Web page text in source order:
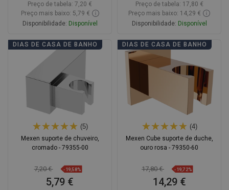
Preço de tabela: 7,20 €
Preço mais baixo: 5,79 €
Disponibilidade: Disponível
Adicionar
favorite_border Favoritos
Comparar
Preço de tabela: 17,80 €
Preço mais baixo: 14,29 €
Disponibilidade: Disponível
Adicionar
favorite_border Favoritos
Comparar
DIAS DE CASA DE BANHO
(5)
Mexen suporte de chuveiro,
cromado - 79355-00
7,20 € -19,58%
5,79 €
DIAS DE CASA DE BANHO
(4)
Mexen Cube suporte de duche,
ouro rosa - 79350-60
17,80 € -19,72%
14,29 €